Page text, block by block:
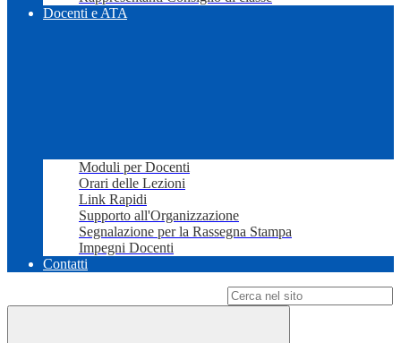
Docenti e ATA
Moduli per Docenti
Orari delle Lezioni
Link Rapidi
Supporto all'Organizzazione
Segnalazione per la Rassegna Stampa
Impegni Docenti
Contatti